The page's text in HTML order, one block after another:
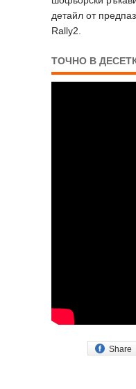
детайл от
Rally2.
ТОЧНО В
Share